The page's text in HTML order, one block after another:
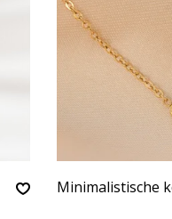
Minimalistische